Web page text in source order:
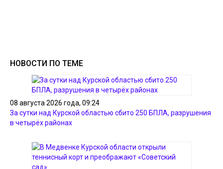
НОВОСТИ ПО ТЕМЕ
08 августа 2026 года, 09:24
За сутки над Курской областью сбито 250 БПЛА, разрушения
в четырёх районах